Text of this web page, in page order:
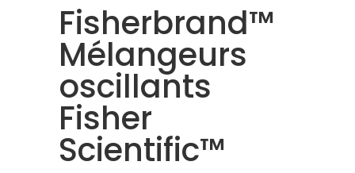
Fisherbrand™
Mélangeurs
oscillants
Fisher
Scientific™